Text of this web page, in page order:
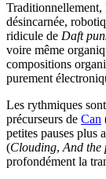
Traditionnellement,
désincarnée,
ridicule de Daft
voire même
compositions
purement
Les rythmiques
précurseurs de Can
petites pauses plus
(Clouding, And the
profondément la